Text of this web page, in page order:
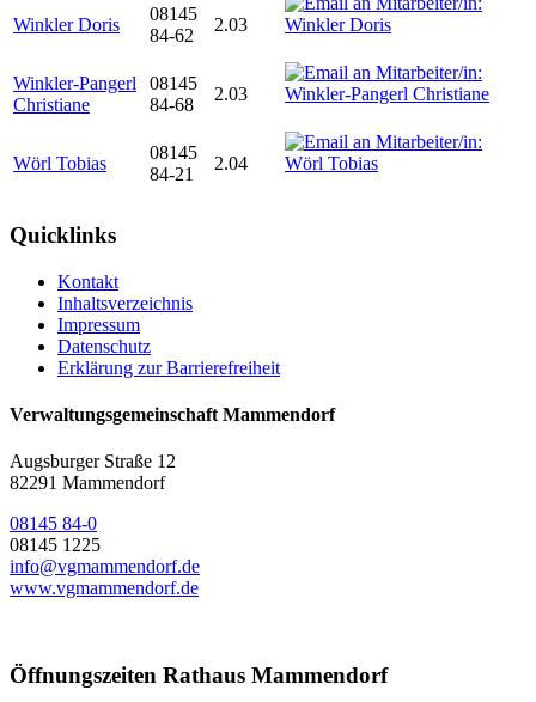
Winkler Doris
08145
84-62
2.03
Winkler-Pangerl
Christiane
08145
84-68
2.03
Wörl Tobias
08145
84-21
2.04
Quicklinks
Kontakt
Inhaltsverzeichnis
Impressum
Datenschutz
Erklärung zur Barrierefreiheit
Verwaltungsgemeinschaft Mammendorf
Augsburger Straße 12
82291 Mammendorf
08145 84-0
08145 1225
info@vgmammendorf.de
www.vgmammendorf.de
Öffnungszeiten Rathaus Mammendorf